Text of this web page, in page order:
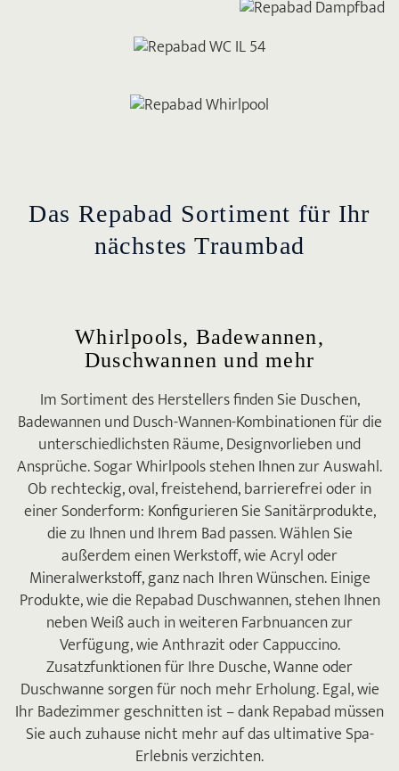
Das Repabad Sortiment für Ihr
nächstes Traumbad
Whirlpools, Badewannen,
Duschwannen und mehr
Im Sortiment des Herstellers finden Sie Duschen,
Badewannen und Dusch-Wannen-Kombinationen für die
unterschiedlichsten Räume, Designvorlieben und
Ansprüche. Sogar Whirlpools stehen Ihnen zur Auswahl.
Ob rechteckig, oval, freistehend, barrierefrei oder in
einer Sonderform: Konfigurieren Sie Sanitärprodukte,
die zu Ihnen und Ihrem Bad passen. Wählen Sie
außerdem einen Werkstoff, wie Acryl oder
Mineralwerkstoff, ganz nach Ihren Wünschen. Einige
Produkte, wie die Repabad Duschwannen, stehen Ihnen
neben Weiß auch in weiteren Farbnuancen zur
Verfügung, wie Anthrazit oder Cappuccino.
Zusatzfunktionen für Ihre Dusche, Wanne oder
Duschwanne sorgen für noch mehr Erholung. Egal, wie
Ihr Badezimmer geschnitten ist – dank Repabad müssen
Sie auch zuhause nicht mehr auf das ultimative Spa-
Erlebnis verzichten.